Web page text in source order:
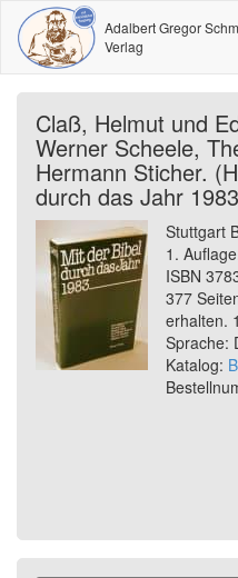
Adalbert Gregor
Verlag
Claß, Helmut und
Werner Scheele,
Hermann Sticher.
durch das Jahr 1983
Stuttgart
1.
ISBN
377
erhalten.
Sprache:
Katalog: